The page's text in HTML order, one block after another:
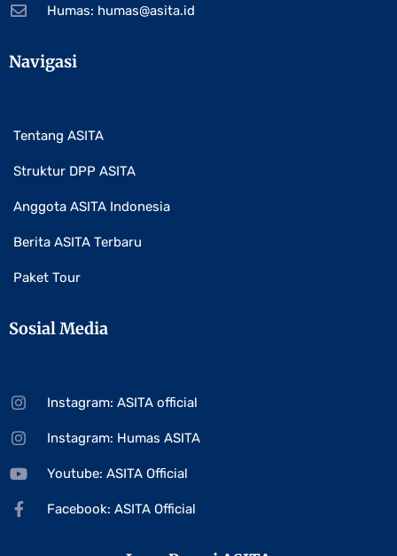
Humas: humas@asita.id
Navigasi
Tentang ASITA
Struktur DPP ASITA
Anggota ASITA Indonesia
Berita ASITA Terbaru
Paket Tour
Sosial Media
Instagram: ASITA official
Instagram: Humas ASITA
Youtube: ASITA Official
Facebook: ASITA Official